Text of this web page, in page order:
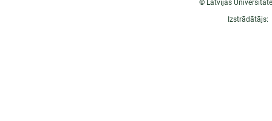
© Latvijas
Izstrādātājs: